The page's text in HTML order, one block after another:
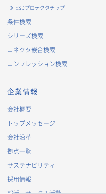
・
契約の履行または事業
・
当社事業および取引に
・
官公庁・各種業界団体
採用応募者に関する個人情報
・
採用選考のため
・
当社における採用業務
・
その他、法令の定め、
基づく命令・指導等に
退職者から取得した個人情報
ESDプロテクタチップ
条件検索
シリーズ検索
コネクタ嵌合検索
コンプレッション検索
企業情報
会社概要
トップメッセージ
会社沿革
拠点一覧
サステナビリティ
採用情報